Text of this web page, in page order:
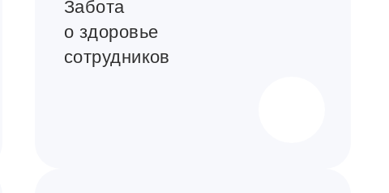
Забота
о здоровье
сотрудников